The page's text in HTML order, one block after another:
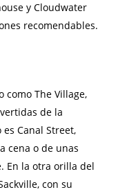
y Cloudwater
recomendables.
como The Village,
de la
Canal Street,
cena o de unas
En la otra orilla del
con su